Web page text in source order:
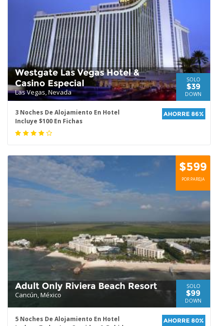
Westgate Las Vegas Hotel &
Casino Especial
Las Vegas, Nevada
SOLO
$39
DOWN
3 Noches De Alojamiento En Hotel
Incluye $100 En Fichas
AHORRE 86%
$599
POR PAREJA
Adult Only Riviera Beach Resort
Cancún, México
SOLO
$99
DOWN
5 Noches De Alojamiento En Hotel
AHORRE 80%